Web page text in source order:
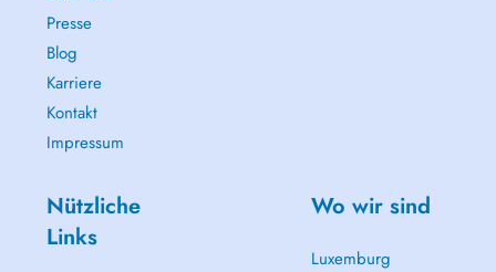
Presse
Blog
Karriere
Kontakt
Impressum
Nützliche
Links
Wo wir sind
Luxemburg